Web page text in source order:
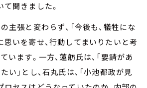
聞きました。
主張と変わらず、「今後も、犠牲にな
思いを寄せ、行動してまいりたいと考
います。一方、蓮舫氏は、「要請があ
い」とし、石丸氏は、「小池都政が見